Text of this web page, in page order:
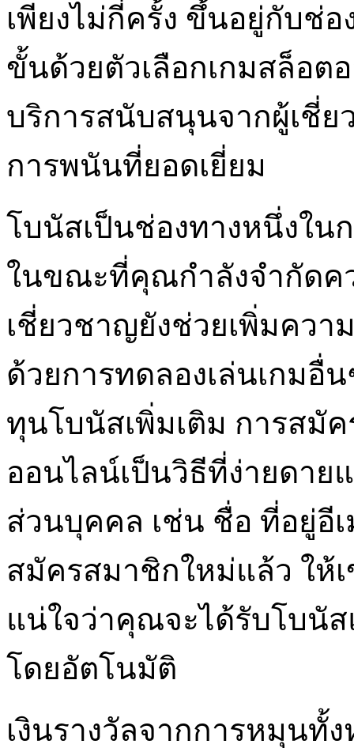
เพียงไม่กี่ครั้ง ขึ้นอยู่กับช่
ขั้นด้วยตัวเลือกเกมสล็อต
บริการสนับสนุนจากผู้เชี่
การพนันที่ยอดเยี่ยม
โบนัสเป็นช่องทางหนึ่งใน
ในขณะที่คุณกำลังจำกัดคว
เชี่ยวชาญยังช่วยเพิ่มควา
ด้วยการทดลองเล่นเกมอื่
ทุนโบนัสเพิ่มเติม การสมั
ออนไลน์เป็นวิธีที่ง่ายดาย
ส่วนบุคคล เช่น ชื่อ ที่อยู่อี
สมัครสมาชิกใหม่แล้ว ให้
แน่ใจว่าคุณจะได้รับโบนั
โดยอัตโนมัติ
เงินรางวัลจากการหมุนทั้